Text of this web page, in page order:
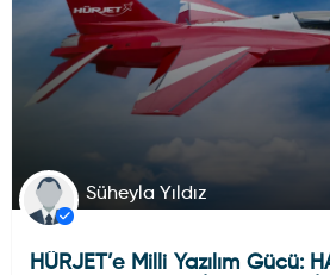
Süheyla Yıldız
HÜRJET’e Milli Yazılım Gücü: